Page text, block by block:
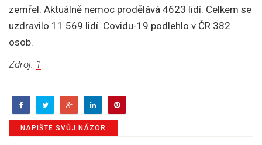
zemřel. Aktuálně nemoc prodělává 4623 lidí. Celkem se
uzdravilo 11 569 lidí. Covidu-19 podlehlo v ČR 382
osob.
Zdroj: 1
NAPIŠTE SVŮJ NÁZOR